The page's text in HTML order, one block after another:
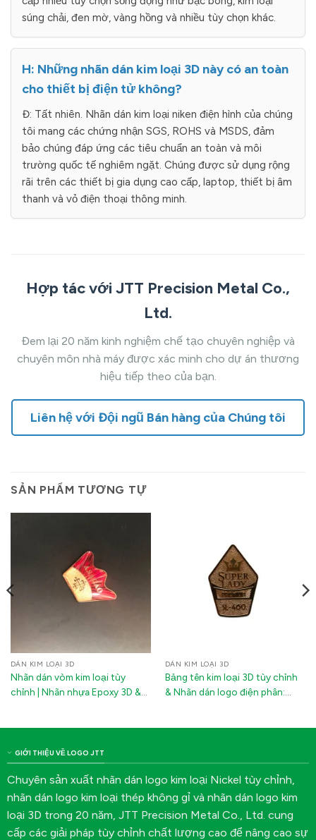
súng chải, đen mờ, vàng hồng và nhiều tùy chọn khác.
H: Những nhãn dán kim loại 3D này có an toàn
cho thiết bị điện tử không?
Đ: Tất nhiên. Nhãn dán kim loại niken điện hình của chúng
tôi mang các chứng nhận SGS, ROHS và MSDS, đảm
bảo chúng đáp ứng các tiêu chuẩn an toàn và môi
trường quốc tế nghiêm ngặt. Chúng được sử dụng rộng
rãi trên các thiết bị gia dụng cao cấp, laptop, thiết bị âm
thanh và vỏ điện thoại thông minh.
Hợp tác với JTT Precision Metal Co.,
Ltd.
Đem lại 20 năm kinh nghiệm chế tạo chuyên nghiệp và
chuyên môn nhà máy được xác minh cho dự án thương
hiệu tiếp theo của bạn.
Liên hệ với Đội ngũ Bán hàng của Chúng tôi
SẢN PHẨM TƯƠNG TỰ
DÁN KIM LOẠI 3D
Nhãn dán vòm kim loại tùy
chỉnh | Nhãn nhựa Epoxy 3D &
DÁN KIM LOẠI 3D
Bảng tên kim loại 3D tùy chỉnh
& Nhãn dán logo điện phân:
GIỚI THIỆU VỀ LOGO JTT
Chuyên sản xuất nhãn dán logo kim loại Nickel tùy chỉnh,
nhãn dán logo kim loại thép không gỉ và nhãn dán logo kim
loại 3D trong 20 năm, JTT Precision Metal Co., Ltd. cung
cấp các giải pháp tùy chỉnh chất lượng cao để nâng cao sự